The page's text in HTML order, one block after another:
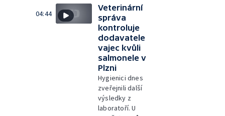
04:44
Veterinární
správa
kontroluje
dodavatele
vajec kvůli
salmonele v
Plzni
Hygienici dnes
zveřejnili další
výsledky z
laboratoří. U